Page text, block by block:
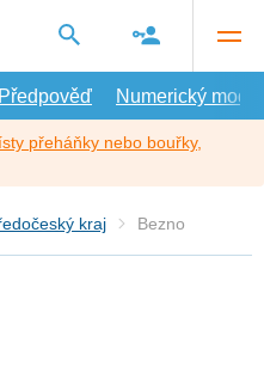
Předpověď Numerický model
přeháňky nebo bouřky,
kraj Bezno